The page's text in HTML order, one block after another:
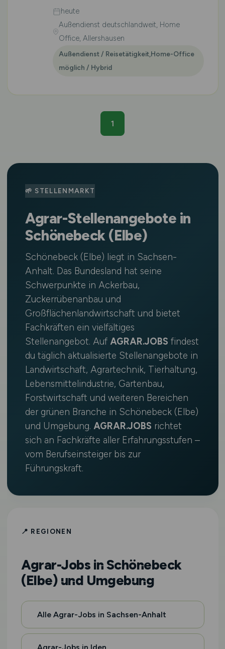
heute
Außendienst deutschlandweit, Home
Office, Allershausen
Außendienst / Reisetätigkeit,Home-Office
möglich / Hybrid
1
🌱 STELLENMARKT
Agrar-Stellenangebote in
Schönebeck (Elbe)
Schönebeck (Elbe) liegt in Sachsen-
Anhalt. Das Bundesland hat seine
Schwerpunkte in Ackerbau,
Zuckerrübenanbau und
Großflächenlandwirtschaft und bietet
Fachkräften ein vielfältiges
Stellenangebot. Auf AGRAR.JOBS findest
du täglich aktualisierte Stellenangebote in
Landwirtschaft, Agrartechnik, Tierhaltung,
Lebensmittelindustrie, Gartenbau,
Forstwirtschaft und weiteren Bereichen
der grünen Branche in Schönebeck (Elbe)
und Umgebung. AGRAR.JOBS richtet
sich an Fachkräfte aller Erfahrungsstufen –
vom Berufseinsteiger bis zur
Führungskraft.
📍 REGIONEN
Agrar-Jobs in Schönebeck
(Elbe) und Umgebung
Alle Agrar-Jobs in Sachsen-Anhalt